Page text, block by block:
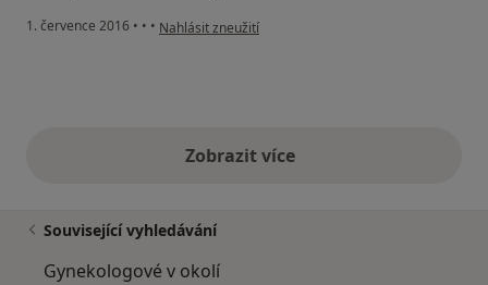
1. července 2016 • • • podle názoru uživatele Váš účet byl odstraněn
Nahlásit zneužití
Zobrazit vícevýše uvedené názory
Související vyhledávání
Gynekologové v okolí